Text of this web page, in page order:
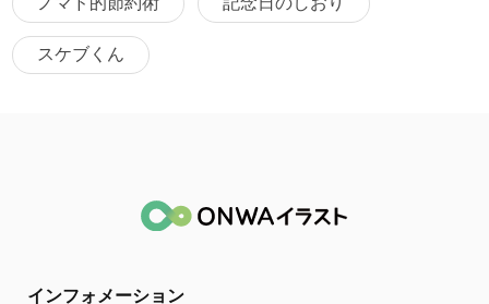
スケブくん
インフォメーション